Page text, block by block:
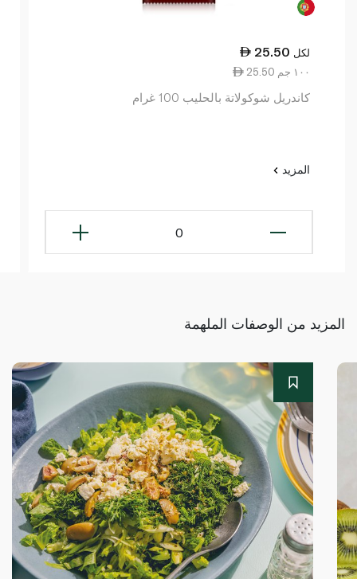
25.50 لكل
25.50 ١٠٠ جم
كاندريل شوكولاتة بالحليب 100 غرام
المزيد
0
المزيد من الوصفات الملهمة